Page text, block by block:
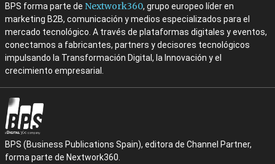
BPS forma parte de Nextwork360, grupo europeo líder en
marketing B2B, comunicación y medios especializados para el
mercado tecnológico. A través de plataformas digitales y eventos,
conectamos a fabricantes, partners y decisores tecnológicos
impulsando la Transformación Digital, la Innovación y el
crecimiento empresarial.
BPS (Business Publications Spain), editora de Channel Partner,
forma parte de Nextwork360.